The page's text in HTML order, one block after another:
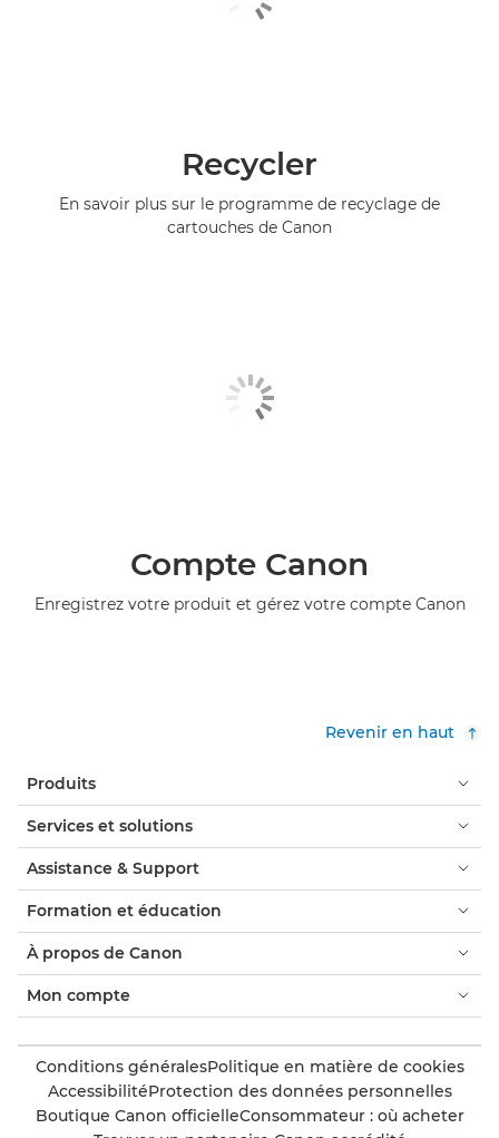
Recycler
En savoir plus sur le programme de recyclage de
cartouches de Canon
Compte Canon
Enregistrez votre produit et gérez votre compte Canon
Revenir en haut
Produits
Services et solutions
Assistance & Support
Formation et éducation
À propos de Canon
Mon compte
Conditions généralesPolitique en matière de cookies
AccessibilitéProtection des données personnelles
Boutique Canon officielleConsommateur : où acheter